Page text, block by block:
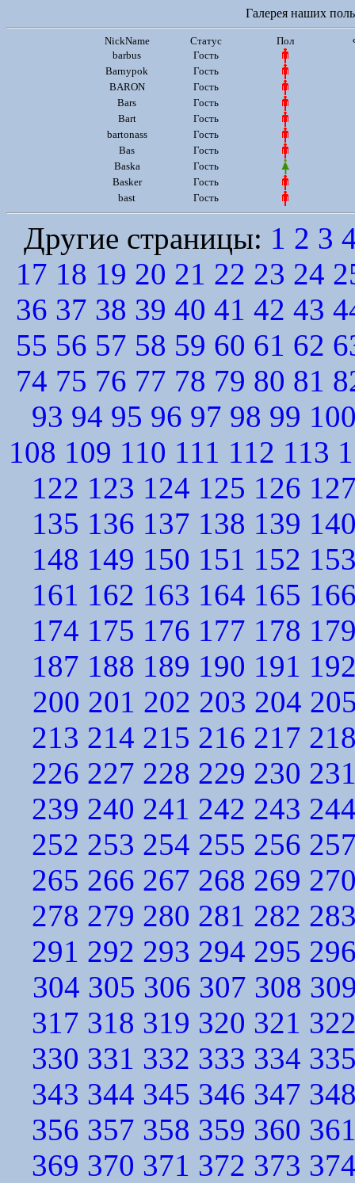
Галерея наших
NickName Статус Пол
barbus
Гость
Barnypok
Гость
BARON
Гость
Bars
Гость
Bart
Гость
bartonass
Гость
Bas
Гость
Baska
Гость
Basker
Гость
bast
Гость
Другие страницы: 1 2 3
17 18 19 20 21 22 23 24
36 37 38 39 40 41 42 43
55 56 57 58 59 60 61 62
74 75 76 77 78 79 80 81
93 94 95 96 97 98 99
108 109 110 111 112 113
122 123 124 125 126
135 136 137 138 139
148 149 150 151 152
161 162 163 164 165
174 175 176 177 178
187 188 189 190 191
200 201 202 203 204
213 214 215 216 217
226 227 228 229 230
239 240 241 242 243
252 253 254 255 256
265 266 267 268 269
278 279 280 281 282
291 292 293 294 295
304 305 306 307 308
317 318 319 320 321
330 331 332 333 334
343 344 345 346 347
356 357 358 359 360
369 370 371 372 373